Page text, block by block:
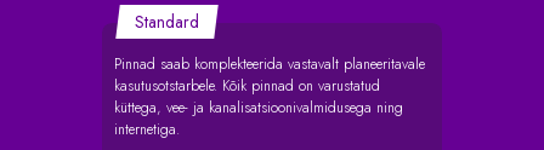
Standard
Pinnad saab komplekteerida vastavalt planeeritavale
kasutusotstarbele. Kõik pinnad on varustatud
küttega, vee- ja kanalisatsioonivalmidusega ning
internetiga.